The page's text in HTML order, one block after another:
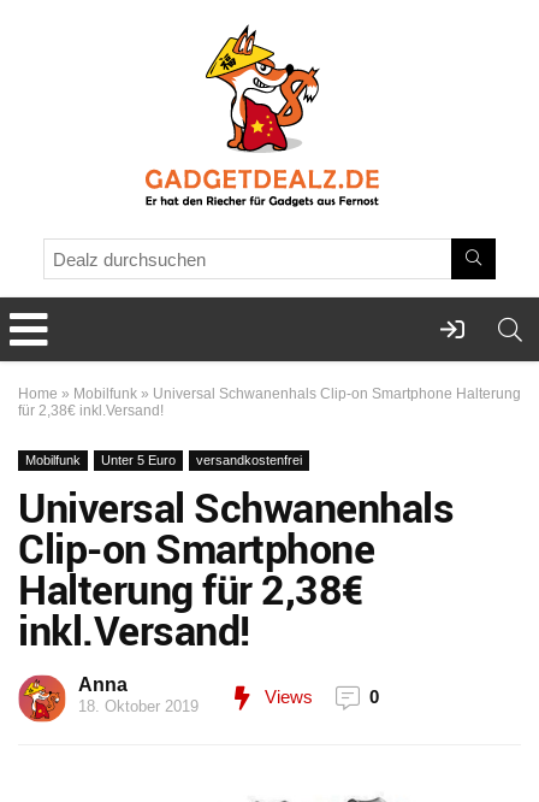
Home » Mobilfunk » Universal Schwanenhals Clip-on Smartphone Halterung
für 2,38€ inkl.Versand!
Mobilfunk Unter 5 Euro versandkostenfrei
Universal Schwanenhals
Clip-on Smartphone
Halterung für 2,38€
inkl.Versand!
Anna
18. Oktober 2019 Views 0